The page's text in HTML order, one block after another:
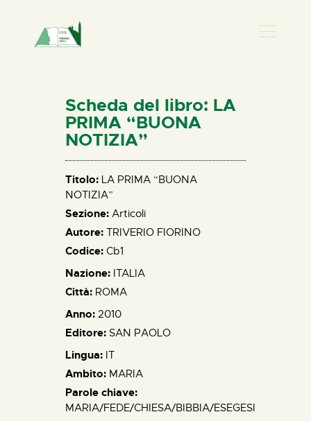
HOME
CHI SIAMO
NEWS
PERCORSI
BIBLIOTECA
ELISA SALERNO
CONTATTI
Scheda del libro: LA
PRIMA “BUONA
NOTIZIA”
Titolo: LA PRIMA “BUONA
NOTIZIA”
Sezione: Articoli
Autore: TRIVERIO FIORINO
Codice: Cb1
Nazione: ITALIA
Città: ROMA
Anno: 2010
Editore: SAN PAOLO
Lingua: IT
Ambito: MARIA
Parole chiave:
MARIA/FEDE/CHIESA/BIBBIA/ESEGESI